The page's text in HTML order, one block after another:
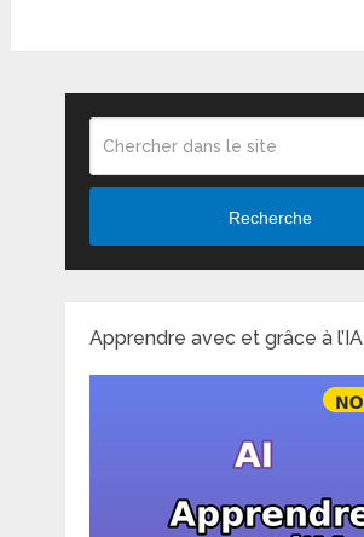
Recherche
Apprendre avec et grâce à l’IA